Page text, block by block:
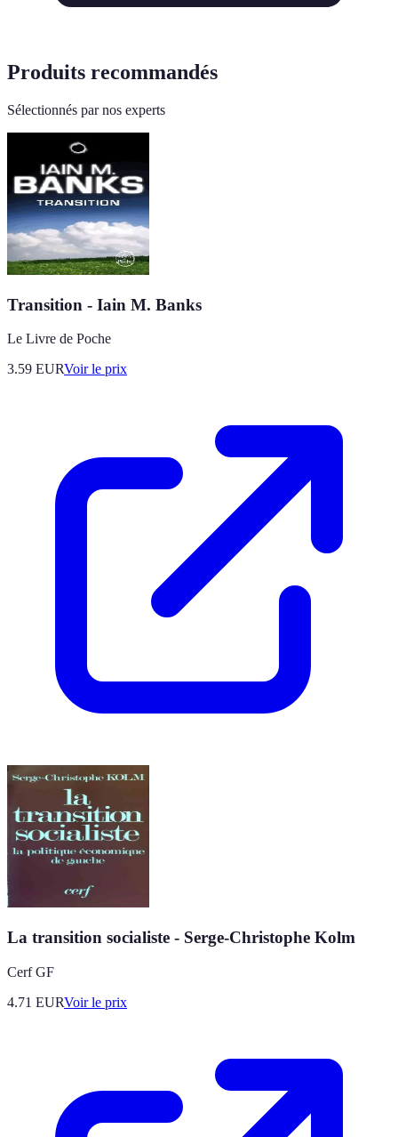
Produits recommandés
Sélectionnés par nos experts
Transition - Iain M. Banks
Le Livre de Poche
3.59 EURVoir le prix
La transition socialiste - Serge-Christophe Kolm
Cerf GF
4.71 EURVoir le prix